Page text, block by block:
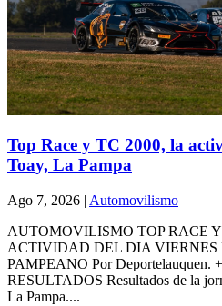
Top Race y TC 2000, la
Toay, La Pampa
Ago 7, 2026 | Automovilismo
AUTOMOVILISMO TOP RACE
ACTIVIDAD DEL DIA VIERNES
PAMPEANO Por Deportelauquen.
RESULTADOS Resultados de la
La Pampa....